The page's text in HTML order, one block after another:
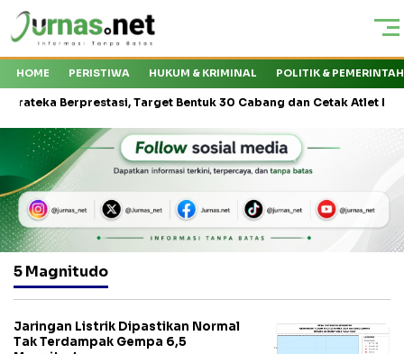
HOME PERISTIWA HUKUM & KRIMINAL POLITIK &
Berprestasi, Target Bentuk 30 Cabang dan Cetak Atlet Nasional
5 Magnitudo
Jaringan Listrik Dipastikan Normal
Tak Terdampak Gempa 6,5